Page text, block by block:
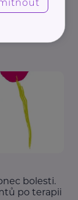
k
bolesti.
po terapii